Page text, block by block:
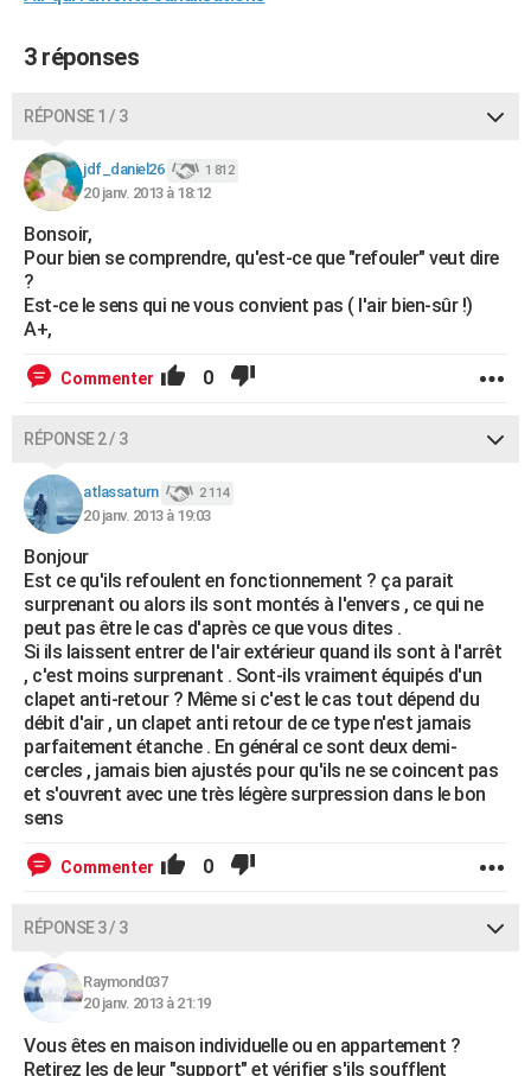
FORUM
3 réponses
RÉPONSE 1 / 3
jdf_daniel26 1 812
20 janv. 2013 à 18:12
Bonsoir,
Pour bien se comprendre, qu'est-ce que "refouler" veut dire
?
Est-ce le sens qui ne vous convient pas ( l'air bien-sûr !)
A+,
Commenter 0
RÉPONSE 2 / 3
atlassaturn 2 114
20 janv. 2013 à 19:03
Bonjour
Est ce qu'ils refoulent en fonctionnement ? ça parait
surprenant ou alors ils sont montés à l'envers , ce qui ne
peut pas être le cas d'après ce que vous dites .
Si ils laissent entrer de l'air extérieur quand ils sont à l'arrêt
, c'est moins surprenant . Sont-ils vraiment équipés d'un
clapet anti-retour ? Même si c'est le cas tout dépend du
débit d'air , un clapet anti retour de ce type n'est jamais
parfaitement étanche . En général ce sont deux demi-
cercles , jamais bien ajustés pour qu'ils ne se coincent pas
et s'ouvrent avec une très légère surpression dans le bon
sens
Commenter 0
RÉPONSE 3 / 3
Raymond037
20 janv. 2013 à 21:19
Vous êtes en maison individuelle ou en appartement ?
Retirez les de leur "support" et vérifier s'ils soufflent